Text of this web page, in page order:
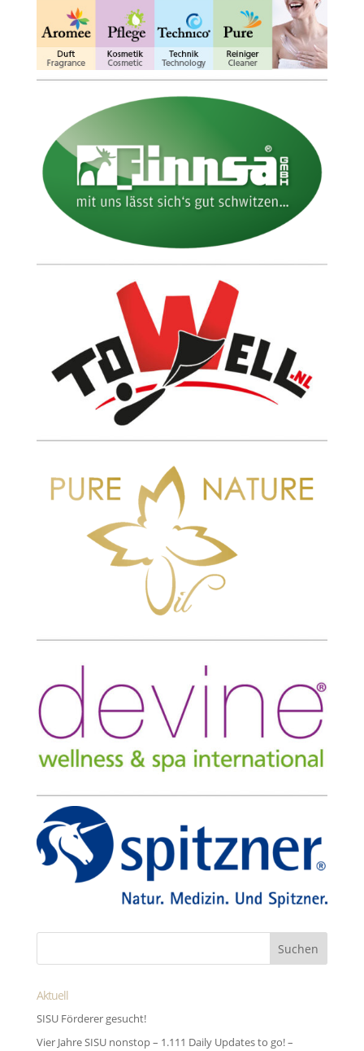
Aktuell
SISU Förderer gesucht!
Vier Jahre SISU nonstop – 1.111 Daily Updates to go! –